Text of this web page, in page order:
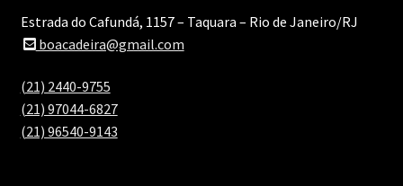
Estrada do Cafundá, 1157 – Taquara – Rio de Janeiro/RJ
boacadeira@gmail.com
(21) 2440-9755
(21) 97044-6827
(21) 96540-9143